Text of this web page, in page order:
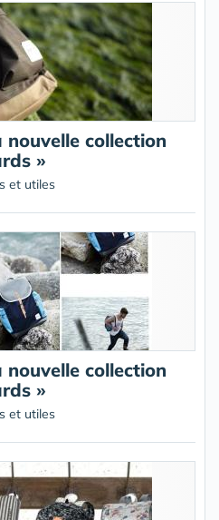
collection
»
et utiles
collection
»
et utiles